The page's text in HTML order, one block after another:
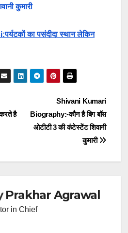
कुमारी
का पसंदीदा स्थान लेकिन
Shivani Kumari
Biography:-कौन है बिग बॉस
ओटीटी 3 की कंटेस्टेंट शिवानी
कुमारी
है
Prakhar Agrawal
in Chief